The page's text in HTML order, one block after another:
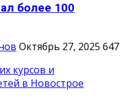
более 100
Октябрь 27, 2025 647